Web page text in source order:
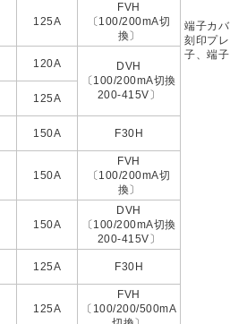
端子カバ
刻印プ
子、端
125A
FVH
〔100/200mA切
換〕
120A
DVH
〔100/200mA切換
200-415V〕
125A
150A F30H
150A
FVH
〔100/200mA切
換〕
150A
DVH
〔100/200mA切換
200-415V〕
125A F30H
125A
FVH
〔100/200/500mA